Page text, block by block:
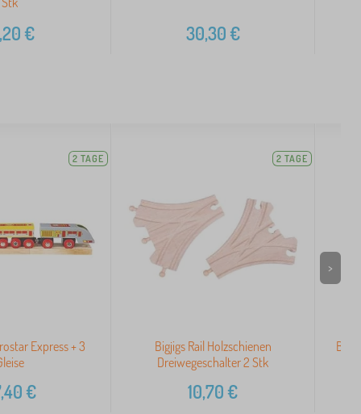
€ 30,30€
2 TAGE
Express + 3
€
2 TAGE
Bigjigs Rail Holzschienen
Dreiwegeschalter 2 Stk
10,70€
>